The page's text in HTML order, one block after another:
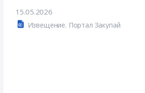
15.05.2026
Извещение. Портал Закупай